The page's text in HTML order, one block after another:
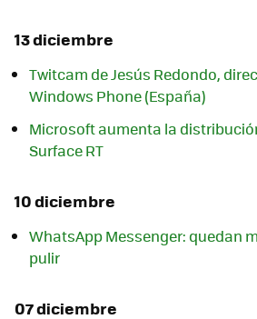
13 diciembre
Twitcam de Jesús Redondo,
Windows Phone (España)
Microsoft aumenta la
Surface RT
10 diciembre
WhatsApp Messenger: quedan
pulir
07 diciembre